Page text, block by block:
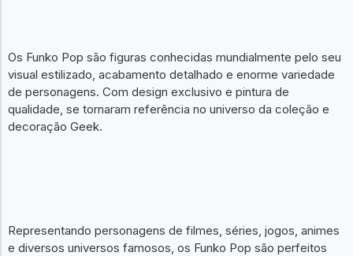
Os Funko Pop são figuras conhecidas mundialmente pelo seu
visual estilizado, acabamento detalhado e enorme variedade
de personagens. Com design exclusivo e pintura de
qualidade, se tornaram referência no universo da coleção e
decoração Geek.
Representando personagens de filmes, séries, jogos, animes
e diversos universos famosos, os Funko Pop são perfeitos